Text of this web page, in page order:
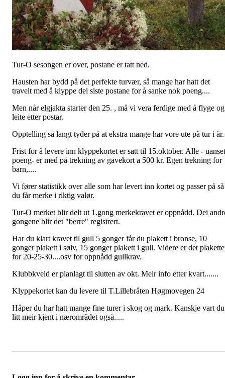
Tur-O sesongen er over, postane er tatt ned.
Hausten har bydd på det perfekte turvær, så mange har hatt det
travelt med å klyppe dei siste postane for å sanke nok poeng....
Men når elgjakta starter den 25. , må vi vera ferdige med å flyge og
leite etter postar.
Opptelling så langt tyder på at ekstra mange har vore ute på tur i år.
Frist for å levere inn klyppekortet er satt til 15.oktober. Alle -
poeng- er med på trekning av gavekort a 500 kr. Egen trekning for
barn,....
Vi fører statistikk over alle som har levert inn kortet og passer på så
du får merke i riktig valør.
Tur-O merket blir delt ut 1.gong merkekravet er oppnådd. Dei
gongene blir det "berre" registrert.
Har du klart kravet til gull 5 gonger får du plakett i bronse, 10
gonger plakett i sølv, 15 gonger plakett i gull. Videre er det
for 20-25-30....osv for oppnådd gullkrav.
Klubbkveld er planlagt til slutten av okt. Meir info etter kvart.......
Klyppekortet kan du levere til T.Lillebråten Høgmovegen 24
Håper du har hatt mange fine turer i skog og mark. Kanskje vart du
litt meir kjent i nærområdet også.....